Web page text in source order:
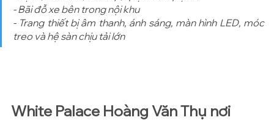
- Bãi đỗ xe bên trong nội khu
- Trang thiết bị âm thanh, ánh sáng, màn hình LED, móc
treo và hệ sàn chịu tải lớn
White Palace Hoàng Văn Thụ nơi